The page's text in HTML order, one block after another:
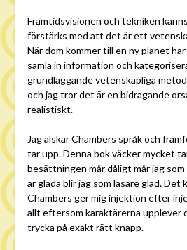
Framtidsvisionen och tekniken
förstärks med att det är ett
När dom kommer till en ny planet
samla in information och
grundläggande vetenskapliga
och jag tror det är en bidragande
realistiskt.
Jag älskar Chambers språk och
tar upp. Denna bok väcker mycket
besättningen mår dåligt mår jag som
är glada blir jag som läsare glad. Det
Chambers ger mig injektion efter
allt eftersom karaktärerna upplever
trycka på exakt rätt knapp.